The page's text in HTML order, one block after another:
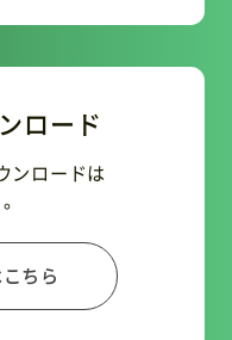
ロード
ンロードは
ちら